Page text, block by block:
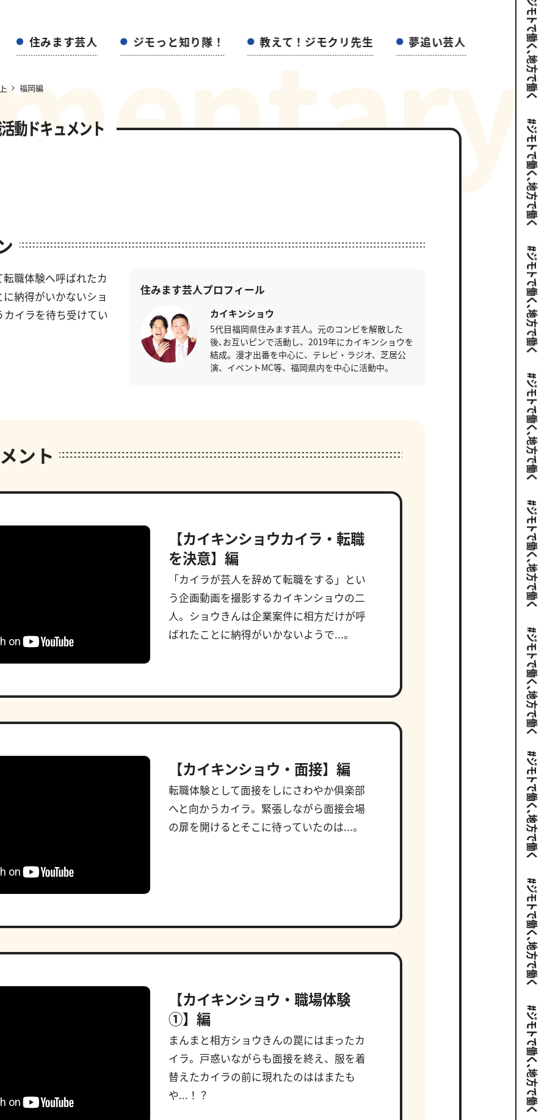
住みます芸人 ジモっと知り隊！ 教えて！ジモクリ先生 夢追い芸人
福岡編 entary
動ドキュメント
職体験へ呼ばれたカ
納得がいかないショ
イラを待ち受けてい
住みます芸人プロフィール
カイキンショウ
5代目福岡県住みます芸人。元のコンビを解散した
後､お互いピンで活動し、2019年にカイキンショウを
結成。漫才出番を中心に、テレビ・ラジオ、芝居公
演、イベントMC等、福岡県内を中心に活動中。
ント
【カイキンショウカイラ・転職
を決意】編
「カイラが芸人を辞めて転職をする」とい
う企画動画を撮影するカイキンショウの二
人。ショウきんは企業案件に相方だけが呼
ばれたことに納得がいかないようで...。
【カイキンショウ・面接】編
転職体験として面接をしにさわやか俱楽部
へと向かうカイラ。緊張しながら面接会場
の扉を開けるとそこに待っていたのは...。
【カイキンショウ・職場体験
①】編
まんまと相方ショウきんの罠にはまったカ
イラ。戸惑いながらも面接を終え、服を着
替えたカイラの前に現れたのははまたも
や...！？